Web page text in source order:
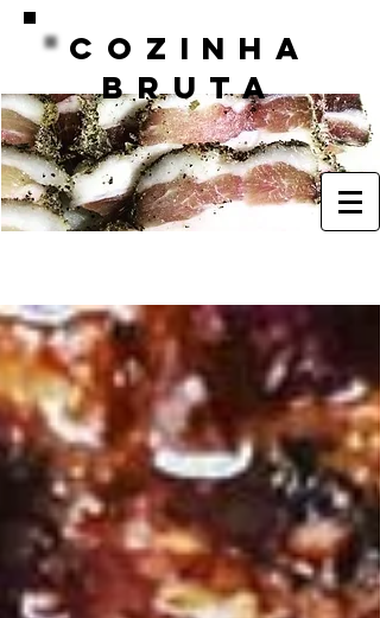
COZINHA
BRUTA